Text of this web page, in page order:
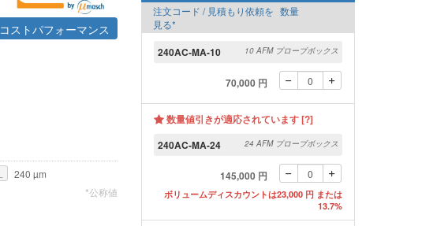
注文コード / 見積もり依頼を
見る*
数量
240AC-MA-10 10 AFM プローブボックス
70,000 円
数量値引きが適応されています [?]
240AC-MA-24
24 AFM プローブボックス
145,000 円
ボリュームディスカウントは23,000 円 または
13.7%
コストパフォーマンス
240 µm
*公称値